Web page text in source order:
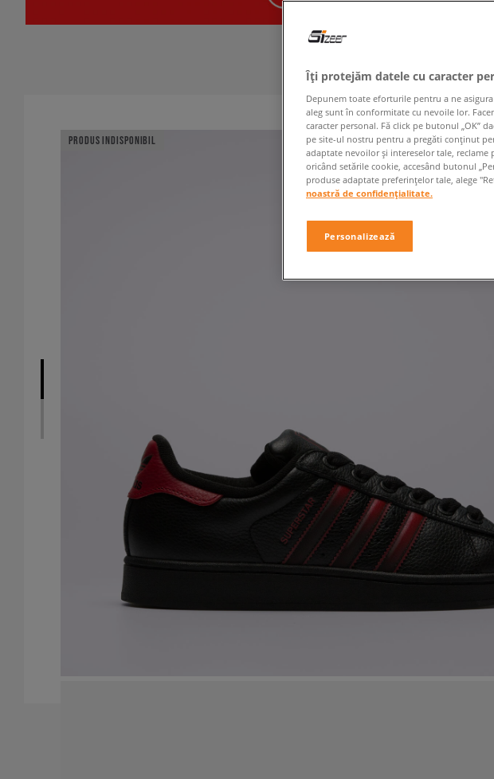
PRODUS INDISPONIBIL
Îți protejăm datele cu caracter
Depunem toate eforturile pentru a ne
aleg sunt în conformitate cu nevoile lor.
caracter personal. Fă click pe butonul „OK”
pe site-ul nostru pentru a pregăti conținut
adaptate nevoilor și intereselor tale,
oricând setările cookie, accesând butonul
produse adaptate preferințelor tale, alege
noastră de confidențialitate.
Personalizează